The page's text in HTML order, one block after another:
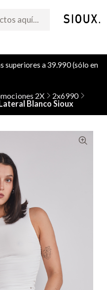
superiores a 39.990 (sólo en
2X
2x6990
Blanco Sioux